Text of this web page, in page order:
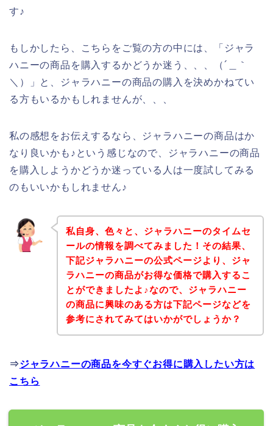
す♪
もしかしたら、こちらをご覧の方の中には、「ジャラ
ハニーの商品を購入するかどうか迷う、、、（´＿｀
＼）」と、ジャラハニーの商品の購入を決めかねてい
る方もいるかもしれませんが、、、
私の感想をお伝えするなら、ジャラハニーの商品はか
なり良いかも♪という感じなので、ジャラハニーの商品
を購入しようかどうか迷っている人は一度試してみる
のもいいかもしれません♪
私自身、色々と、ジャラハニーのタイムセ
ールの情報を調べてみました！その結果、
下記ジャラハニーの公式ページより、ジャ
ラハニーの商品がお得な価格で購入するこ
とができましたよ♪なので、ジャラハニー
の商品に興味のある方は下記ページなどを
参考にされてみてはいかがでしょうか？
⇒ジャラハニーの商品を今すぐお得に購入したい方は
こちら